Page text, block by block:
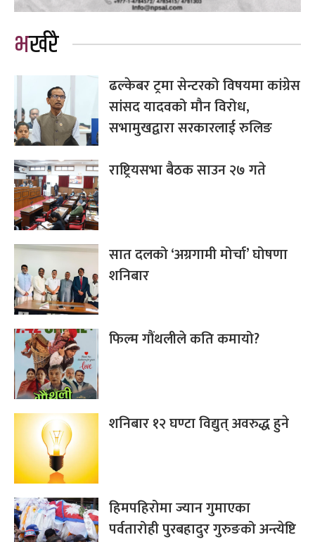
भर्खरै
ढल्केबर ट्रमा सेन्टरको विषयमा कांग्रेस
सांसद यादवको मौन विरोध,
सभामुखद्वारा सरकारलाई रुलिङ
राष्ट्रियसभा बैठक साउन २७ गते
सात दलको ‘अग्रगामी मोर्चा’ घोषणा
शनिबार
फिल्म गौंथलीले कति कमायो?
शनिबार १२ घण्टा विद्युत् अवरुद्ध हुने
हिमपहिरोमा ज्यान गुमाएका
पर्वतारोही पुरबहादुर गुरुङको अन्त्येष्टि